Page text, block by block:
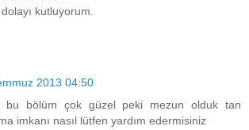
kutluyorum.
2013 04:50
bu bölüm çok güzel peki mezun olduk tan
imkanı nasıl lütfen yardım edermisiniz